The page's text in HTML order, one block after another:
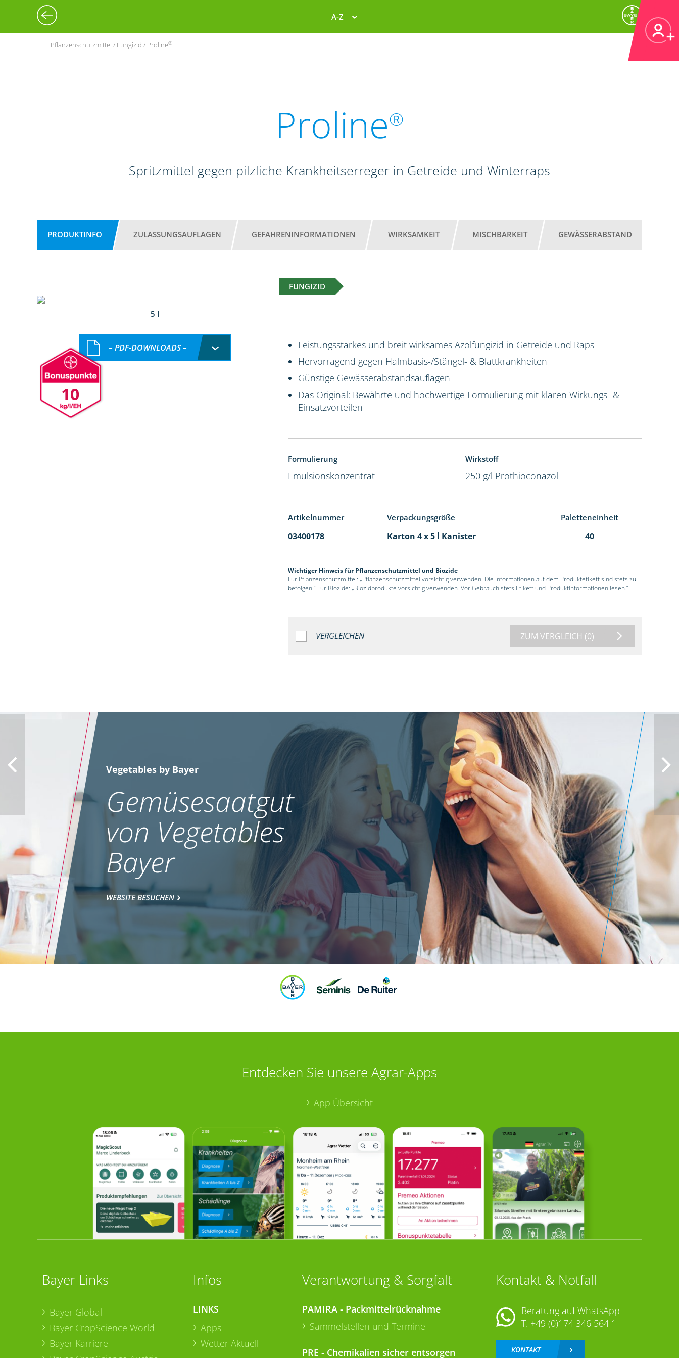
A-Z
Pflanzenschutzmittel / Fungizid / Proline®
Proline®
Spritzmittel gegen pilzliche Krankheitserreger in Getreide und Winterraps
PRODUKTINFO ZULASSUNGSAUFLAGEN GEFAHRENINFORMATIONEN WIRKSAMKEIT MISCHBARKEIT GEWÄSSERABSTAND
FUNGIZID
5 l
10
– PDF-DOWNLOADS –
Leistungsstarkes und breit wirksames Azolfungizid in Getreide und Raps
Hervorragend gegen Halmbasis-/Stängel- & Blattkrankheiten
Günstige Gewässerabstandsauflagen
Das Original: Bewährte und hochwertige Formulierung mit klaren Wirkungs- &
Einsatzvorteilen
Formulierung
Emulsionskonzentrat
Wirkstoff
250 g/l Prothioconazol
Artikelnummer Verpackungsgröße Paletteneinheit
03400178 Karton 4 x 5 l Kanister 40
Wichtiger Hinweis für Pflanzenschutzmittel und Biozide
Für Pflanzenschutzmittel: „Pflanzenschutzmittel vorsichtig verwenden. Die Informationen auf dem Produktetikett sind stets zu
befolgen.“ Für Biozide: „Biozidprodukte vorsichtig verwenden. Vor Gebrauch stets Etikett und Produktinformationen lesen.“
VERGLEICHEN ZUM VERGLEICH (0)
Vegetables by Bayer
Gemüsesaatgut
von Vegetables
Bayer
WEBSITE BESUCHEN
Entdecken Sie unsere Agrar-Apps
App Übersicht
Bayer Links
Bayer Global
Bayer CropScience World
Bayer Karriere
Infos
LINKS
Apps
Wetter Aktuell
Verantwortung & Sorgfalt
PAMIRA - Packmittelrücknahme
Sammelstellen und Termine
PRE - Chemikalien sicher entsorgen
Kontakt & Notfall
Beratung auf WhatsApp
T. +49 (0)174 346 564 1
KONTAKT